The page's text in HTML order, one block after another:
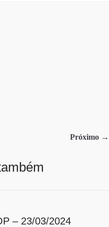
Próximo →
– 23/03/2024